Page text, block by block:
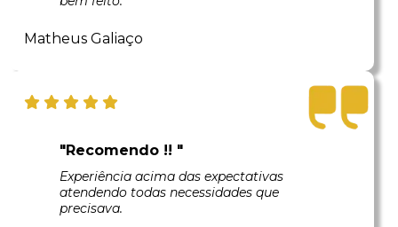
Matheus Galiaço
"Recomendo !! "
Experiência acima das expectativas
atendendo todas necessidades que
precisava.